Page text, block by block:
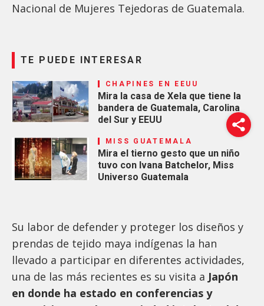
Nacional de Mujeres Tejedoras de Guatemala.
TE PUEDE INTERESAR
CHAPINES EN EEUU
Mira la casa de Xela que tiene la
bandera de Guatemala, Carolina
del Sur y EEUU
MISS GUATEMALA
Mira el tierno gesto que un niño
tuvo con Ivana Batchelor, Miss
Universo Guatemala
Su labor de defender y proteger los diseños y
prendas de tejido maya indígenas la han
llevado a participar en diferentes actividades,
una de las más recientes es su visita a Japón
en donde ha estado en conferencias y